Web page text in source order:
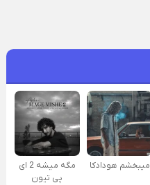
میبخشم هودادکا
مگه میشه 2 ای
پی تیون